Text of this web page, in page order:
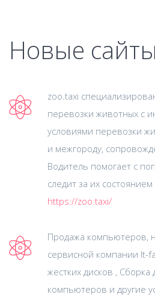
Новые сайты
zoo.taxi
перевозки животных с
условиями перевозки
и межгороду,
Водитель помогает с
следит за их состоянием
https://zoo.taxi/
Продажа компьютеров,
сервисной компании It-
жестких дисков , Сборка
компьютеров и другие